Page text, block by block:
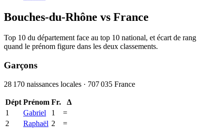
Bouches-du-Rhône vs France
Top 10 du département face au top 10 national, et écart de rang
quand le prénom figure dans les deux classements.
Garçons
28 170 naissances locales · 707 035 France
Dépt Prénom Fr.
Δ
1
Gabriel 1
=
2
Raphaël 2
=